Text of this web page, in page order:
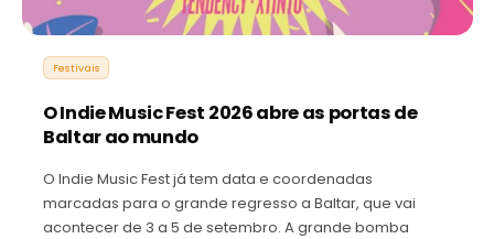
Festivais
O Indie Music Fest 2026 abre as portas de
Baltar ao mundo
O Indie Music Fest já tem data e coordenadas
marcadas para o grande regresso a Baltar, que vai
acontecer de 3 a 5 de setembro. A grande bomba